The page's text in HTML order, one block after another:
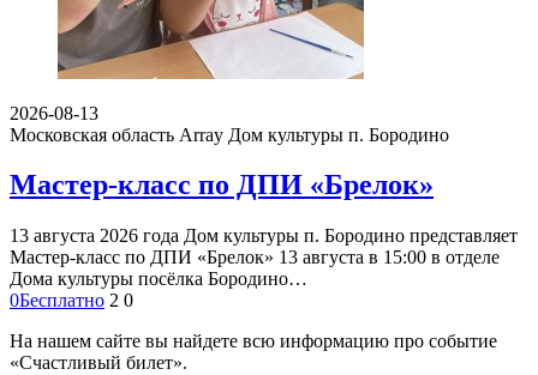
2026-08-13
Московская область Array Дом культуры п. Бородино
Мастер-класс по ДПИ «Брелок»
13 августа 2026 года Дом культуры п. Бородино представляет
Мастер-класс по ДПИ «Брелок» 13 августа в 15:00 в отделе
Дома культуры посёлка Бородино…
0Бесплатно 2 0
На нашем сайте вы найдете всю информацию про событие
«Счастливый билет».